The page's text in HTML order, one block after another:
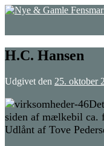
Gå
H.C. Hansen
Udgivet den 25. oktober
siden af mælkebil ca.
Udlånt af Tove